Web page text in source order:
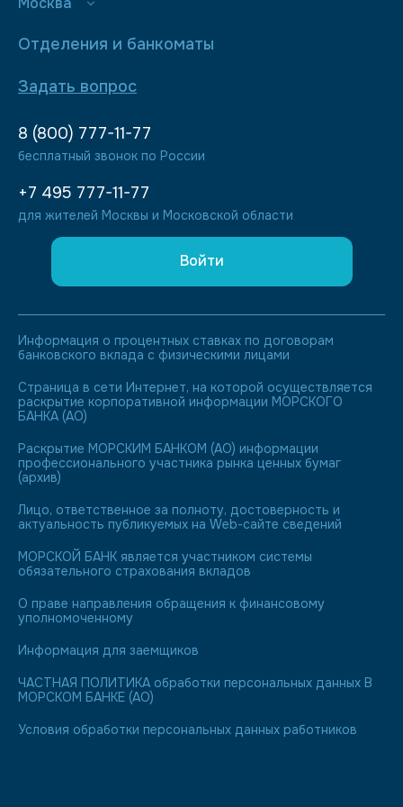
Отделения и банкоматы
Задать вопрос
8 (800) 777-11-77
бесплатный звонок по России
+7 495 777-11-77
для жителей Москвы и Московской области
Войти
Информация о процентных ставках по договорам
банковского вклада с физическими лицами
Страница в сети Интернет, на которой осуществляется
раскрытие корпоративной информации МОРСКОГО
БАНКА (АО)
Раскрытие МОРСКИМ БАНКОМ (АО) информации
профессионального участника рынка ценных бумаг
(архив)
Лицо, ответственное за полноту, достоверность и
актуальность публикуемых на Web-сайте сведений
МОРСКОЙ БАНК является участником системы
обязательного страхования вкладов
О праве направления обращения к финансовому
уполномоченному
Информация для заемщиков
ЧАСТНАЯ ПОЛИТИКА обработки персональных данных В
МОРСКОМ БАНКЕ (АО)
Условия обработки персональных данных работников